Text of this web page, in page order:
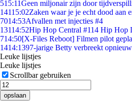
515:11Geen miljonair zijn door
14115:02Zaken waar je je echt dood aan
7014:53Afvallen met injecties #4
13114:52Hip Hop Central #114 Hip Hop
714:50[X-Files Reboot] Filmen pilot
1414:1397-jarige Betty verbreekt
Leuke lijstjes
Leuke lijstjes
Scrollbar gebruiken
opslaan